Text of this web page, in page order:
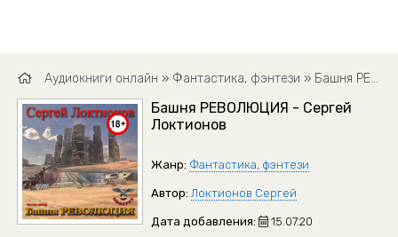
Аудиокниги онлайн » Фантастика, фэнтези » Башня РЕВОЛЮЦИЯ - Сергей Локтионов
Башня РЕВОЛЮЦИЯ - Сергей
Локтионов
Жанр: Фантастика, фэнтези
Автор: Локтионов Сергей
Дата добавления: 15.07.20